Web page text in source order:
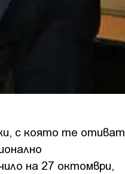
с която те отиват
на 27 октомври,